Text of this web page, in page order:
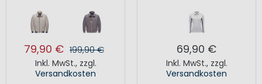
79,90 € 199,90 €
Inkl. MwSt., zzgl.
Versandkosten
69,90 €
Inkl. MwSt., zzgl.
Versandkosten